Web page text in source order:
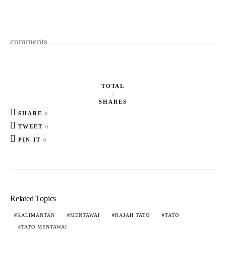
comments
TOTAL
0
SHARES
SHARE
0
TWEET 0
PIN IT 0
Related Topics
KALIMANTAN MENTAWAI RAJAH TATO TATO
TATO MENTAWAI